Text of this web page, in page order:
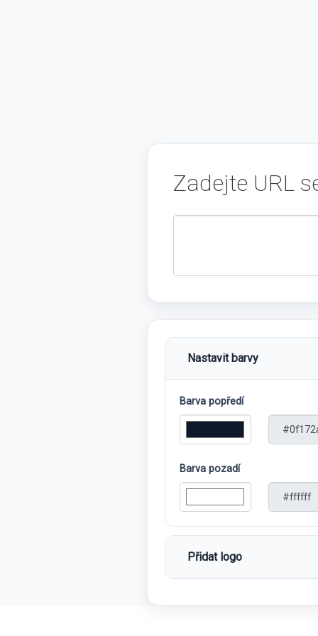
Zadejte URL
Nastavit barvy
Barva popředí
Barva pozadí
Přidat logo